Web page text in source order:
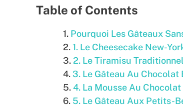
Table of Contents
Pourquoi Les Gâteaux
1. Le Cheesecake New-
2. Le Tiramisu Traditionnel
3. Le Gâteau Au Chocolat
4. La Mousse Au Chocolat
5. Le Gâteau Aux Petits-